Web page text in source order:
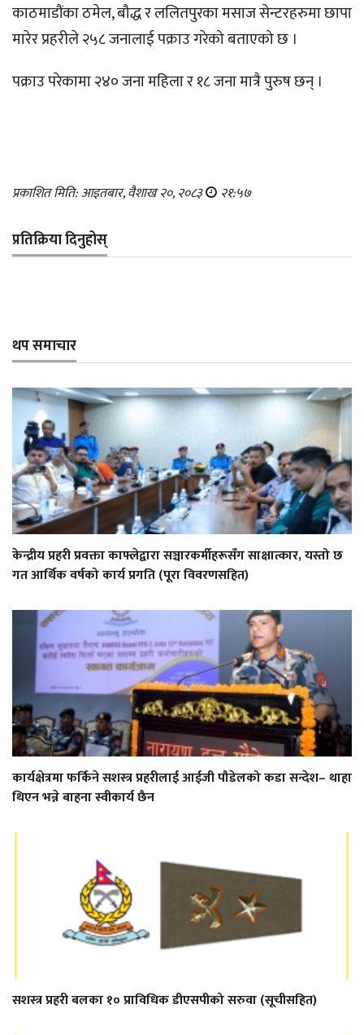
काठमाडौंका ठमेल, बौद्ध र ललितपुरका मसाज सेन्टरहरुमा छापा
मारेर प्रहरीले २५८ जनालाई पक्राउ गरेको बताएको छ ।
पक्राउ परेकामा २४० जना महिला र १८ जना मात्रै पुरुष छन् ।
प्रकाशित मिति: आइतबार, वैशाख २०, २०८३ २१:५७
प्रतिक्रिया दिनुहोस्
थप समाचार
केन्द्रीय प्रहरी प्रवक्ता काफ्लेद्वारा सञ्चारकर्मीहरूसँग साक्षात्कार, यस्तो छ
गत आर्थिक वर्षको कार्य प्रगति (पूरा विवरणसहित)
कार्यक्षेत्रमा फर्किने सशस्त्र प्रहरीलाई आईजी पौडेलको कडा सन्देश– थाहा
थिएन भन्ने बाहना स्वीकार्य छैन
सशस्त्र प्रहरी बलका १० प्राविधिक डीएसपीको सरुवा (सूचीसहित)